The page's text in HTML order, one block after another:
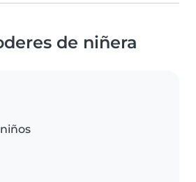
de niñera